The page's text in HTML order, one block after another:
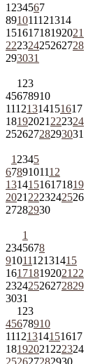
1 234567
891011121314
15161718192021
22232425262728
293031
1 23
45678910
11121314151617
18192021 222324
25262728293031
1 2345
6789101112
13141516171819
2021 2223242526
27282930
1
2345678
9101112131415
161718192021 22
23242526272829
3031
1 23
45678910
11121314151617
18192021 222324
252627282930